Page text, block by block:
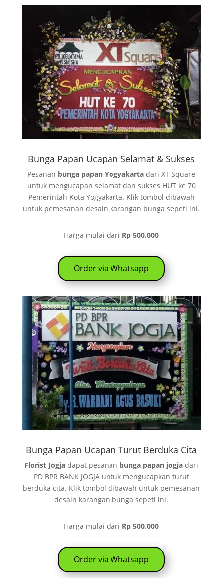
Bunga Papan Ucapan Selamat & Sukses
Pesanan bunga papan Yogyakarta dari XT Square
untuk mengucapan selamat dan sukses HUT ke 70
Pemerintah Kota Yogyakarta. Klik tombol dibawah
untuk pemesanan desain karangan bunga sepeti ini.
Harga mulai dari Rp 500.000
Order via Whatsapp
Bunga Papan Ucapan Turut Berduka Cita
Florist Jogja dapat pesanan bunga papan jogja dari
PD BPR BANK JOGJA untuk mengucapkan turut
berduka cita. Klik tombol dibawah untuk pemesanan
desain karangan bunga sepeti ini.
Harga mulai dari Rp 500.000
Order via Whatsapp